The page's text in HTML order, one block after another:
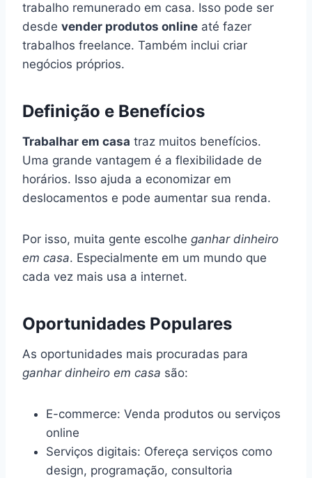
trabalho remunerado em casa. Isso pode ser
desde vender produtos online até fazer
trabalhos freelance. Também inclui criar
negócios próprios.
Definição e Benefícios
Trabalhar em casa traz muitos benefícios.
Uma grande vantagem é a flexibilidade de
horários. Isso ajuda a economizar em
deslocamentos e pode aumentar sua renda.
Por isso, muita gente escolhe ganhar dinheiro
em casa. Especialmente em um mundo que
cada vez mais usa a internet.
Oportunidades Populares
As oportunidades mais procuradas para
ganhar dinheiro em casa são:
E-commerce: Venda produtos ou serviços
online
Serviços digitais: Ofereça serviços como
design, programação, consultoria